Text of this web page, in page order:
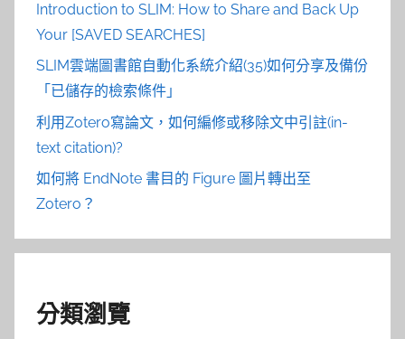
Introduction to SLIM: How to Share and Back Up
Your [SAVED SEARCHES]
SLIM雲端圖書館自動化系統介紹(35)如何分享及備份
「已儲存的檢索條件」
利用Zotero寫論文，如何編修或移除文中引註(in-
text citation)?
如何將 EndNote 書目的 Figure 圖片轉出至
Zotero？
分類瀏覽